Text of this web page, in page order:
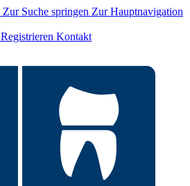
Zur Suche springen Zur Hauptnavigation
Registrieren Kontakt